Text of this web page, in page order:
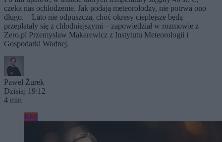
czeka nas ochłodzenie. Jak podają meteorolodzy, nie potrwa ono
długo. – Lato nie odpuszcza, choć okresy cieplejsze będą
przeplatały się z chłodniejszymi – zapowiedział w rozmowie z
Zero.pl Przemysław Makarewicz z Instytutu Meteorologii i
Gospodarki Wodnej.
Paweł Żurek
Dzisiaj 19:12
4 min
Kraj